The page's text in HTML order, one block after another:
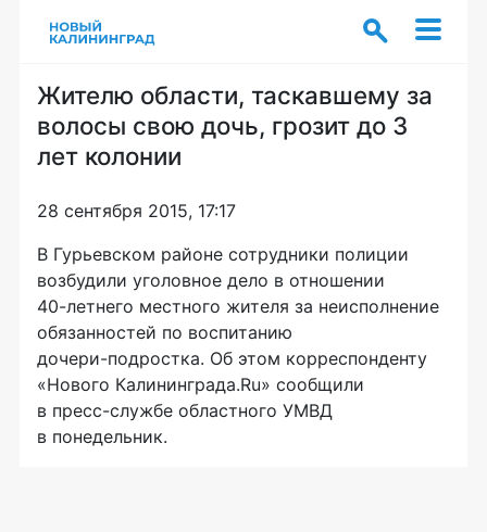
Жителю области, таскавшему за
волосы свою дочь, грозит до 3
лет колонии
28 сентября 2015, 17:17
В Гурьевском районе сотрудники полиции
возбудили уголовное дело в отношении
40-летнего местного жителя за неисполнение
обязанностей по воспитанию
дочери-подростка. Об этом корреспонденту
«Нового Калининграда.Ru» сообщили
в пресс-службе областного УМВД
в понедельник.